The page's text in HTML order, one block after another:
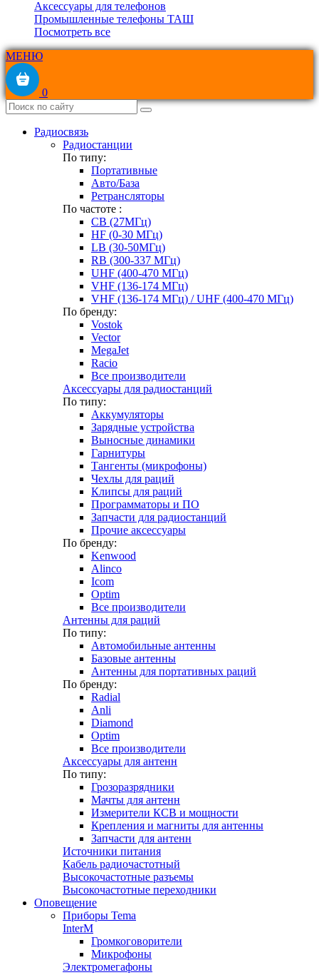
Аксессуары для телефонов
Промышленные телефоны ТАШ
Посмотреть все
МЕНЮ
0
Радиосвязь
Радиостанции
По типу:
Портативные
Авто/База
Ретрансляторы
По частоте :
CB (27МГц)
HF (0-30 МГц)
LB (30-50МГц)
RB (300-337 МГц)
UHF (400-470 МГц)
VHF (136-174 МГц)
VHF (136-174 МГц) / UHF (400-470 МГц)
По бренду:
Vostok
Vector
MegaJet
Racio
Все производители
Аксессуары для радиостанций
По типу:
Аккумуляторы
Зарядные устройства
Выносные динамики
Гарнитуры
Тангенты (микрофоны)
Чехлы для раций
Клипсы для раций
Программаторы и ПО
Запчасти для радиостанций
Прочие аксессуары
По бренду:
Kenwood
Alinco
Icom
Optim
Все производители
Антенны для раций
По типу:
Автомобильные антенны
Базовые антенны
Антенны для портативных раций
По бренду:
Radial
Anli
Diamond
Optim
Все производители
Аксессуары для антенн
По типу:
Грозоразрядники
Мачты для антенн
Измерители КСВ и мощности
Крепления и магниты для антенны
Запчасти для антенн
Источники питания
Кабель радиочастотный
Высокочастотные разъемы
Высокочастотные переходники
Оповещение
Приборы Tema
InterM
Громкоговорители
Микрофоны
Электромегафоны